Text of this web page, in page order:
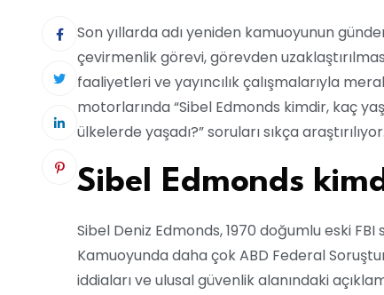
Son yıllarda adı yeniden kamuoyunun
çevirmenlik görevi, görevden
faaliyetleri ve yayıncılık çalışmalarıyla
motorlarında “Sibel Edmonds kimdir, kaç
ülkelerde yaşadı?” soruları sıkça araştırılıyor.
Sibel Edmonds
Sibel Deniz Edmonds, 1970 doğumlu eski
Kamuoyunda daha çok ABD Federal
iddiaları ve ulusal güvenlik alanındaki